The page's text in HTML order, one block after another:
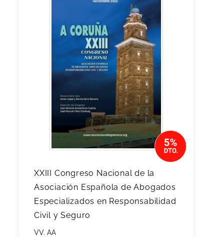
XXIII Congreso Nacional de la
Asociación Española de Abogados
Especializados en Responsabilidad
Civil y Seguro
VV. AA